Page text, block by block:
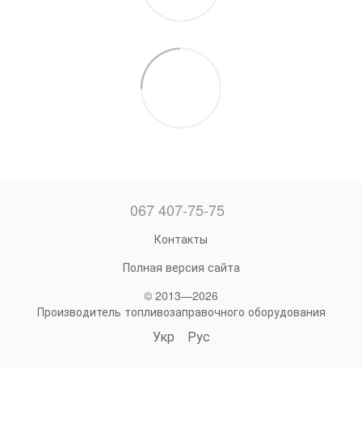
067 407-75-75
Контакты
Полная версия сайта
© 2013—2026
Производитель топливозаправочного оборудования
Укр Рус